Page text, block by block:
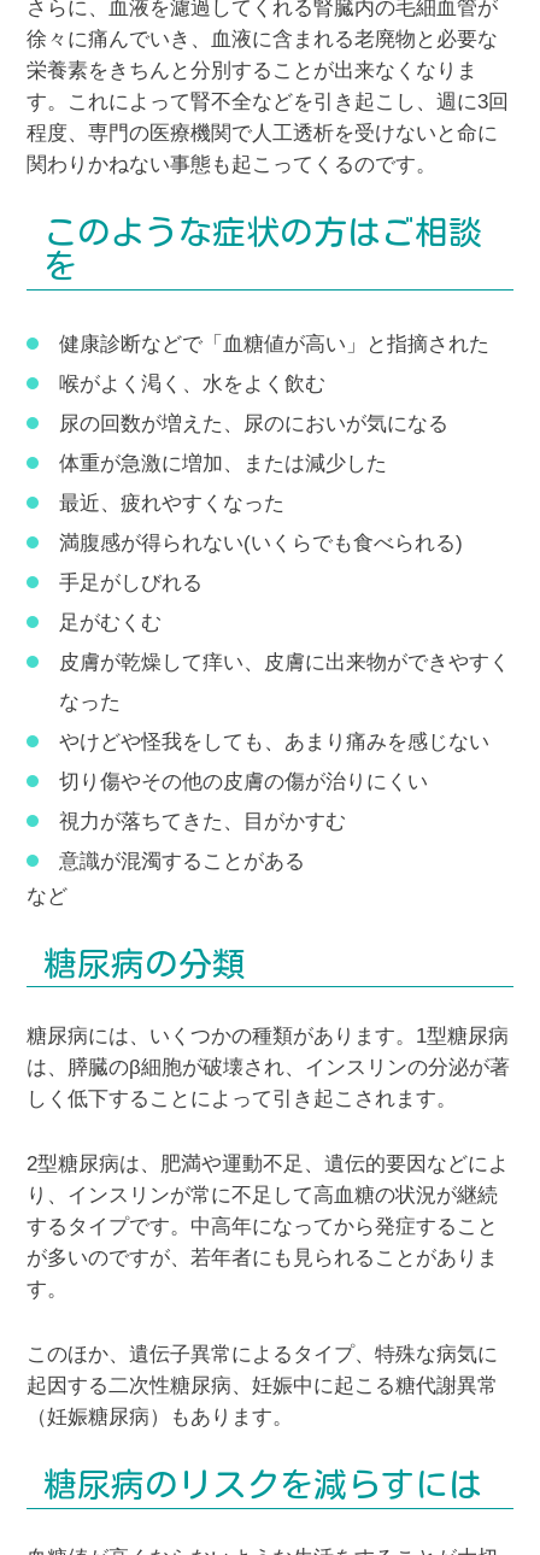
さらに、血液を濾過してくれる腎臓内の毛細血管が
徐々に痛んでいき、血液に含まれる老廃物と必要な
栄養素をきちんと分別することが出来なくなりま
す。これによって腎不全などを引き起こし、週に3回
程度、専門の医療機関で人工透析を受けないと命に
関わりかねない事態も起こってくるのです。
このような症状の方はご相談
を
健康診断などで「血糖値が高い」と指摘された
喉がよく渇く、水をよく飲む
尿の回数が増えた、尿のにおいが気になる
体重が急激に増加、または減少した
最近、疲れやすくなった
満腹感が得られない(いくらでも食べられる)
手足がしびれる
足がむくむ
皮膚が乾燥して痒い、皮膚に出来物ができやすく
なった
やけどや怪我をしても、あまり痛みを感じない
切り傷やその他の皮膚の傷が治りにくい
視力が落ちてきた、目がかすむ
意識が混濁することがある
など
糖尿病の分類
糖尿病には、いくつかの種類があります。1型糖尿病
は、膵臓のβ細胞が破壊され、インスリンの分泌が著
しく低下することによって引き起こされます。
2型糖尿病は、肥満や運動不足、遺伝的要因などによ
り、インスリンが常に不足して高血糖の状況が継続
するタイプです。中高年になってから発症すること
が多いのですが、若年者にも見られることがありま
す。
このほか、遺伝子異常によるタイプ、特殊な病気に
起因する二次性糖尿病、妊娠中に起こる糖代謝異常
（妊娠糖尿病）もあります。
糖尿病のリスクを減らすには